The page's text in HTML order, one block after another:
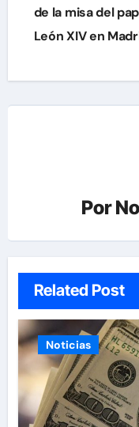
entradas
de la misa del
León XIV en
Por
Related Post
Noticias